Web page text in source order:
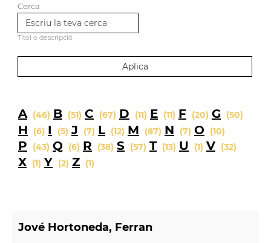
Cerca
Títol o descripció
A (46) B (51) C (67) D (11) E (11) F (20) G (50)
H (6) I (5) J (7) L (12) M (87) N (7) O (10)
P (43) Q (6) R (38) S (57) T (13) U (1) V (32)
X (1) Y (2) Z (1)
Jové Hortoneda, Ferran